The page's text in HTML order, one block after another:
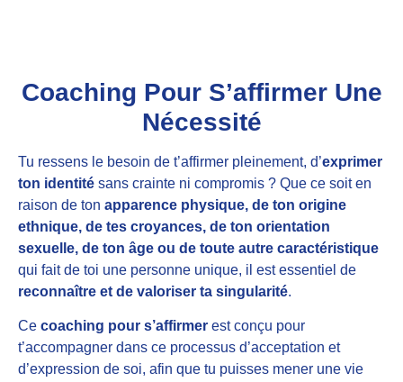
Coaching Pour S’affirmer Une
Nécessité
Tu ressens le besoin de t’affirmer pleinement, d’exprimer
ton identité sans crainte ni compromis ? Que ce soit en
raison de ton apparence physique, de ton origine
ethnique, de tes croyances, de ton orientation
sexuelle, de ton âge ou de toute autre caractéristique
qui fait de toi une personne unique, il est essentiel de
reconnaître et de valoriser ta singularité.
Ce coaching pour s’affirmer est conçu pour
t’accompagner dans ce processus d’acceptation et
d’expression de soi, afin que tu puisses mener une vie